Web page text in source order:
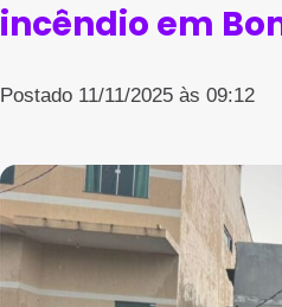
incêndio em
Postado 11/11/2025 às 09:12